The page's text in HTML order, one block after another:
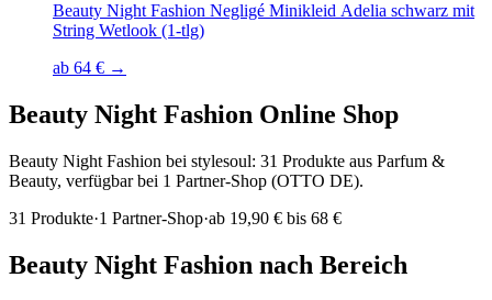
Beauty Night Fashion Negligé Minikleid Adelia schwarz mit
String Wetlook (1-tlg)
ab 64 € →
Beauty Night Fashion Online Shop
Beauty Night Fashion bei stylesoul: 31 Produkte aus Parfum &
Beauty, verfügbar bei 1 Partner-Shop (OTTO DE).
31 Produkte·1 Partner-Shop·ab 19,90 € bis 68 €
Beauty Night Fashion nach Bereich